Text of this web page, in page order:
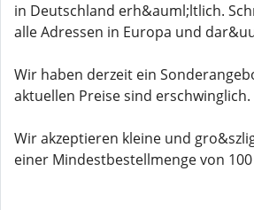
in Deutschland erh&auml;ltlich.
alle Adressen in Europa und
Wir haben derzeit ein
aktuellen Preise sind erschwinglich.
Wir akzeptieren kleine und
einer Mindestbestellmenge von